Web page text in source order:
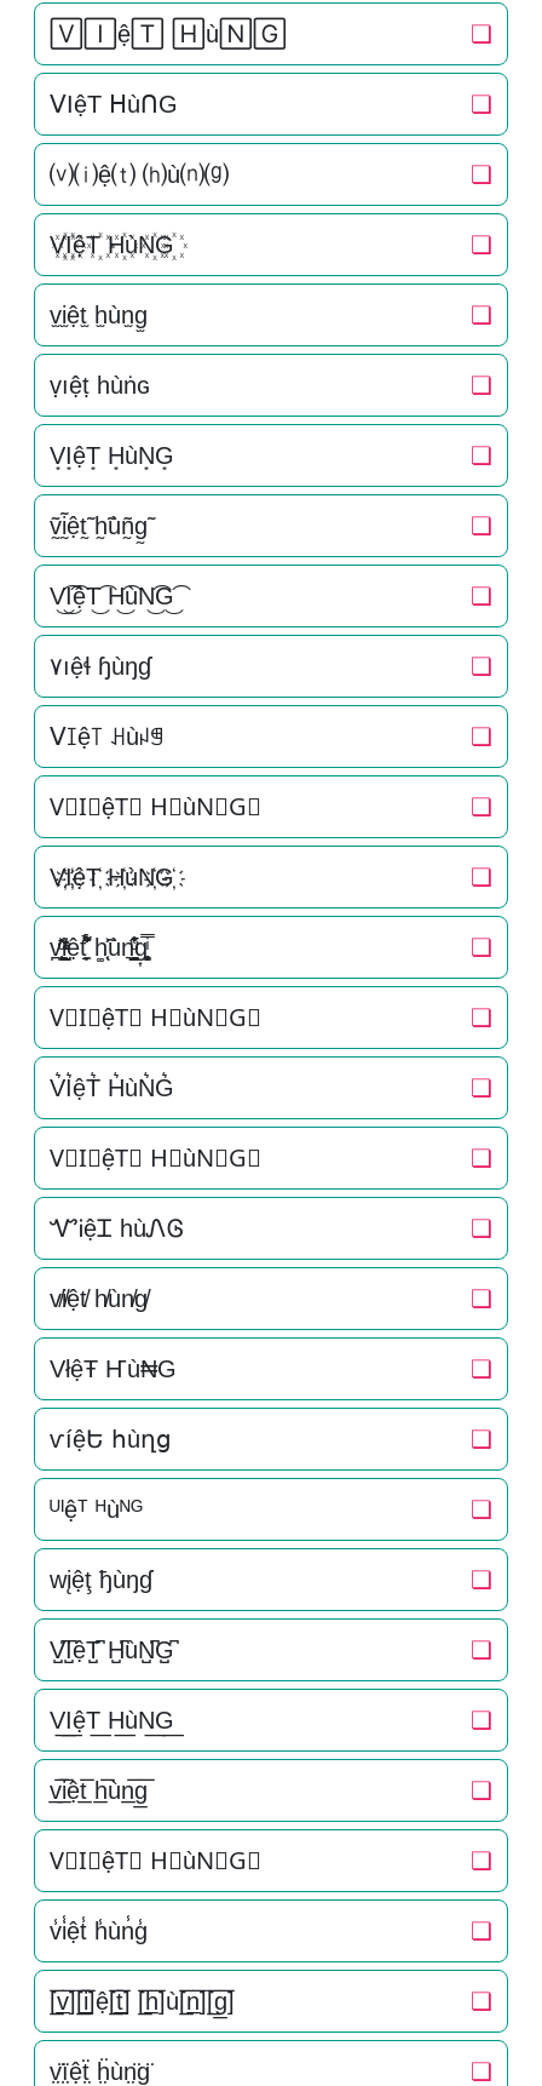
🅅🄸ệ🅃 🄷ù🄽🄶 ❏
ᐯIệT ᕼùᑎG ❏
⒱⒤ệ⒯ ⒣ù⒩⒢ ❏
V꙰I꙰ệT꙰ H꙰ùN꙰G꙰ ❏
v̫i̫ệt̫ h̫ùn̫g̫ ❏
ṿıệṭ һùṅɢ ❏
V͙I͙ệT͙ H͙ùN͙G͙ ❏
ṽ̰ḭ̃ệt̰̃ h̰̃ùñ̰g̰̃ ❏
V͜͡I͜͡ệT͜͡ H͜͡ùN͜͡G͜͡ ❏
۷ıệɬ ɧùŋɠ ❏
ᐯꀤệ꓄ ꃅùꈤꁅ ❏
V⃟I⃟ệT⃟ H⃟ùN⃟G⃟ ❏
V҉I҉ệT҉ H҉ùN҉G҉ ❏
v̪̩̜̜̙̜ͨ̽̄i̞̟̫̺ͭ̒ͭͣệt̘̟̼̉̈́͐͋͌̊ h͚̖̜̍̃͐ùn͉̠̙͉̗̺̋̋̔ͧ̊g͎͚̥͎͔͕ͥ̿ ❏
V⃗I⃗ệT⃗ H⃗ùN⃗G⃗ ❏
V͛I͛ệT͛ H͛ùN͛G͛ ❏
V⃒I⃒ệT⃒ H⃒ùN⃒G⃒ ❏
ᏉᎥệᏆ hùᏁᎶ ❏
v̸i̸ệt̸ h̸ùn̸g̸ ❏
VłệŦ Ҥù₦G ❏
ѵíệԵ հùղց ❏
ᵁᴵệᵀ ᴴùᴺᴳ ❏
wįệţ ђùŋɠ ❏
V̺͆I̺͆ệT̺͆ H̺͆ùN̺͆G̺͆ ❏
V͟I͟ệT͟ H͟ùN͟G͟ ❏
v̲̅i̲̅ệt̲̅ h̲̅ùn̲̅g̲̅ ❏
V⃣I⃣ệT⃣ H⃣ùN⃣G⃣ ❏
v̾i̾ệt̾ h̾ùn̾g̾ ❏
[̲̅v̲̅][̲̅i̲̅]ệ[̲̅t̲̅] [̲̅h̲̅]ù[̲̅n̲̅][̲̅g̲̅] ❏
v̤̈ï̤ệẗ̤ ḧ̤ùn̤̈g̤̈ ❏